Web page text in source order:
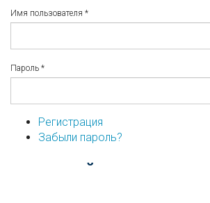
Имя пользователя *
Пароль *
Регистрация
Забыли пароль?
...или войдите